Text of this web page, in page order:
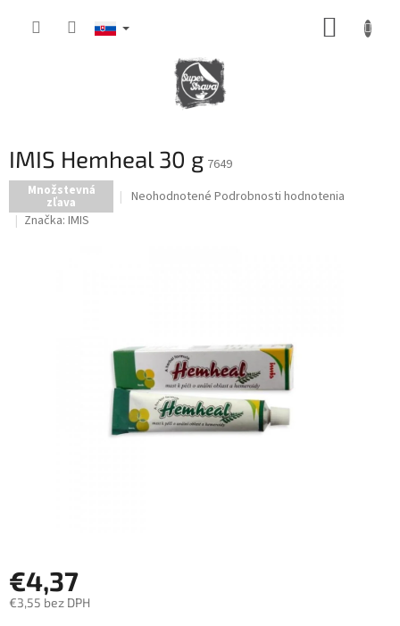
IMIS Hemheal 30 g 7649
Množstevná
zľava
Priemerné
Neohodnotené Podrobnosti hodnotenia
Značka: IMIS
€4,37
€3,55 bez DPH